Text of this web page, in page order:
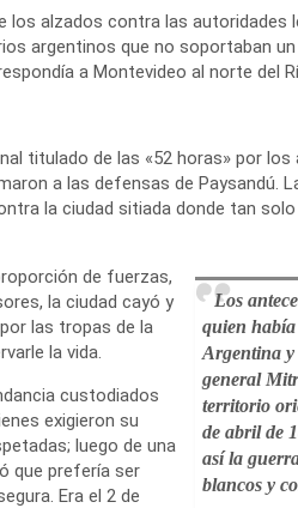
los alzados contra las autoridades
argentinos que no soportaban
a Montevideo al norte del
titulado de las «52 horas» por los
a las defensas de Paysandú.
la ciudad sitiada donde tan
Los
quien
Argentina y
general
territorio
de abril de
así la
blancos y
de fuerzas,
la ciudad cayó y
las tropas de la
la vida.
custodiados
exigieron su
luego de una
que prefería ser
Era el 2 de